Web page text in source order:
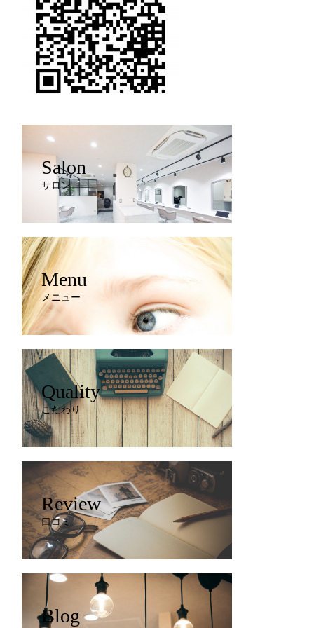
Salon
サロン
Menu
メニュー
Quality
こだわり
Review
口コミ
Blog